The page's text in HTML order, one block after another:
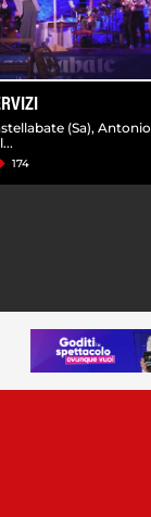
(Sa), Antonio
174